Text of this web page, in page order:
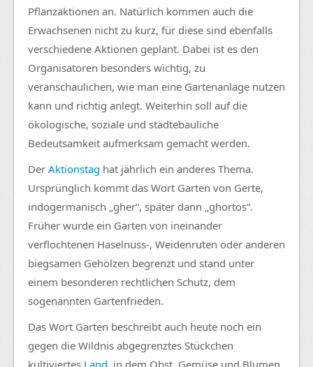
Pflanzaktionen an. Natürlich kommen auch die
Erwachsenen nicht zu kurz, für diese sind ebenfalls
verschiedene Aktionen geplant. Dabei ist es den
Organisatoren besonders wichtig, zu
veranschaulichen, wie man eine Gartenanlage nutzen
kann und richtig anlegt. Weiterhin soll auf die
ökologische, soziale und städtebauliche
Bedeutsamkeit aufmerksam gemacht werden.
Der Aktionstag hat jährlich ein anderes Thema.
Ursprünglich kommt das Wort Garten von Gerte,
indogermanisch „gher“, später dann „ghortos“.
Früher wurde ein Garten von ineinander
verflochtenen Haselnuss-, Weidenruten oder anderen
biegsamen Gehölzen begrenzt und stand unter
einem besonderen rechtlichen Schutz, dem
sogenannten Gartenfrieden.
Das Wort Garten beschreibt auch heute noch ein
gegen die Wildnis abgegrenztes Stückchen
kultiviertes Land , in dem Obst, Gemüse und Blumen